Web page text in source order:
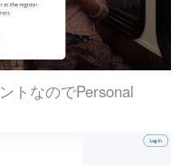
トなのでPersonal